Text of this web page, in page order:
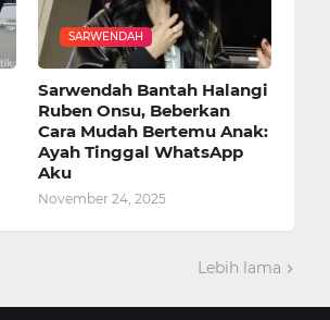
SARWENDAH
Sarwendah Bantah Halangi
Ruben Onsu, Beberkan
Cara Mudah Bertemu Anak:
Ayah Tinggal WhatsApp
Aku
November 24, 2025
Lebih lama